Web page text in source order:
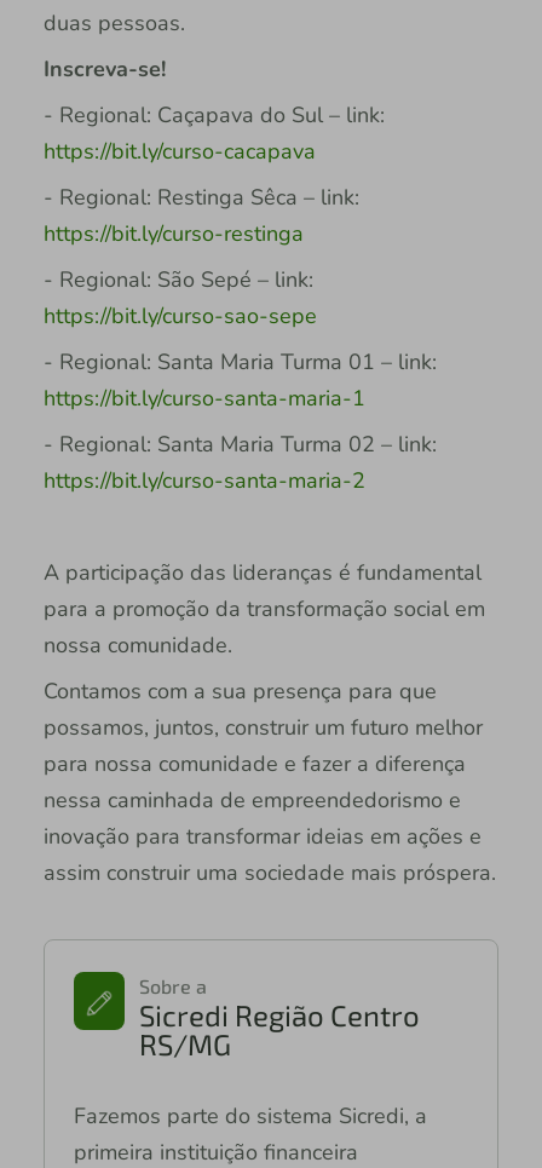
duas pessoas.
Inscreva-se!
- Regional: Caçapava do Sul – link:
https://bit.ly/curso-cacapava
- Regional: Restinga Sêca – link:
https://bit.ly/curso-restinga
- Regional: São Sepé – link:
https://bit.ly/curso-sao-sepe
- Regional: Santa Maria Turma 01 – link:
https://bit.ly/curso-santa-maria-1
- Regional: Santa Maria Turma 02 – link:
https://bit.ly/curso-santa-maria-2
A participação das lideranças é fundamental
para a promoção da transformação social em
nossa comunidade.
Contamos com a sua presença para que
possamos, juntos, construir um futuro melhor
para nossa comunidade e fazer a diferença
nessa caminhada de empreendedorismo e
inovação para transformar ideias em ações e
assim construir uma sociedade mais próspera.
Sobre a
Sicredi Região Centro
RS/MG
Fazemos parte do sistema Sicredi, a
primeira instituição financeira